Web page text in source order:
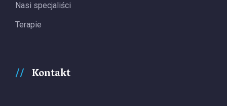
Nasi specjaliści
Terapie
Kontakt